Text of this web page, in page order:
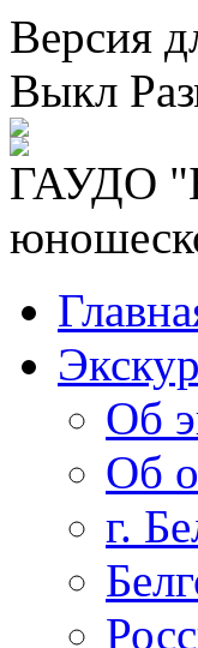
Версия
Выкл
ГАУДО
Об
Об
г.